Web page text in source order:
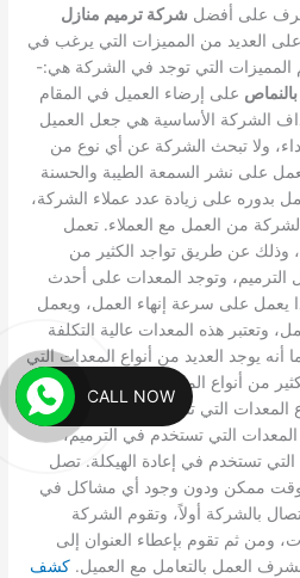
على أفضل شركة ترميم منازل
العديد من المميزات التي يرغب في
المميزات التي توجد في الشركة هي:-
على إرضاء العميل في المقام
الشركة الأساسية هي جعل العميل
ولا تبحث الشركة عن أي نوع من
على نشر السمعة الطيبة والحسنة
بدوره على زيادة عدد عملاء الشركة،
من العمل مع العملاء.تعمل
وذلك عن طريق تواجد الكثير من
وتوجد المعدات على أحدث
يعمل على سرعة إنهاء العمل، ويعمل
وتعتبر هذه المعدات عالية التكلفة
أنه يوجد العديد من أنواع المعدات التي
من أنواع المعدات التي تستخدم في
المعدات التي تستخدم في اللصق
التي تستخدم في الترميم،
التي تستخدم في إعادة الهيكلة.تصل
وقت ممكن ودون وجود أي مشاكل في
بالشركة أولاً، وتقوم الشركة
ومن ثم تقوم بإعطاء العنوان إلى
العمل بالتعامل مع العميل.كشف
CALL NOW